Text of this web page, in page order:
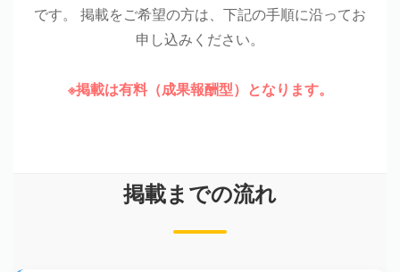
です。
掲載をご希望の方は、下記の手順に沿ってお
申し込みください。
※掲載は有料（成果報酬型）となります。
掲載までの流れ